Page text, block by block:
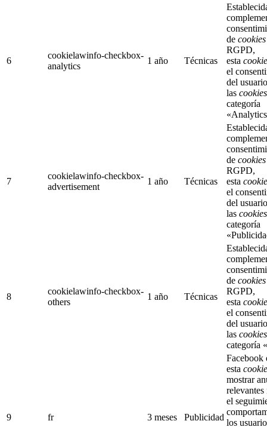
6
cookielawinfo-checkbox-
analytics
1 año Técnicas
de cookies
RGPD,
esta cookie
el
del
las cookies
categoría
7
cookielawinfo-checkbox-
advertisement
1 año Técnicas
de cookies
RGPD,
esta cookie
el
del
las cookies
categoría
8
cookielawinfo-checkbox-
others
1 año Técnicas
de cookies
RGPD,
esta cookie
el
del
las cookies
categoría
9 fr 3 meses Publicidad
Facebook
esta cookie
mostrar
relevantes
el
los